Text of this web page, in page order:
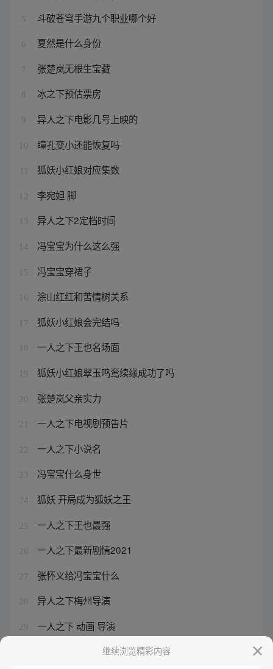
5 斗破苍穹手游九个职业哪个好
6 夏然是什么身份
7 张楚岚无根生宝藏
8 冰之下预估票房
9 异人之下电影几号上映的
10 瞳孔变小还能恢复吗
狐妖小红娘对应集数
12 李宛妲 脚
13 异人之下2定档时间
14 冯宝宝为什么这么强
15 冯宝宝穿裙子
16 涂山红红和苦情树关系
17 狐妖小红娘会完结吗
18 一人之下王也名场面
19 狐妖小红娘翠玉鸣鸾续缘成功了吗
20 张楚岚父亲实力
21 一人之下电视剧预告片
22 一人之下小说名
23 冯宝宝什么身世
24 狐妖 开局成为狐妖之王
25 一人之下王也最强
26 一人之下最新剧情2021
27 张怀义给冯宝宝什么
28 异人之下梅州导演
29 一人之下 动画 导演
一人之下有几部动漫继续浏览精彩内容